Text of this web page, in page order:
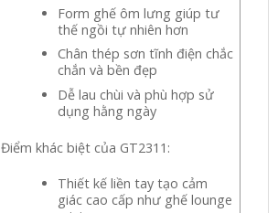
Form ghế ôm lưng giúp tư
thế ngồi tự nhiên hơn
Chân thép sơn tĩnh điện chắc
chắn và bền đẹp
Dễ lau chùi và phù hợp sử
dụng hằng ngày
Điểm khác biệt của GT2311:
Thiết kế liền tay tạo cảm
giác cao cấp như ghế lounge